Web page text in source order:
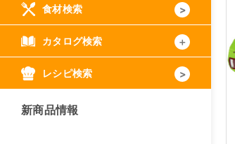
食材検索
カタログ検索
レシピ検索
新商品情報